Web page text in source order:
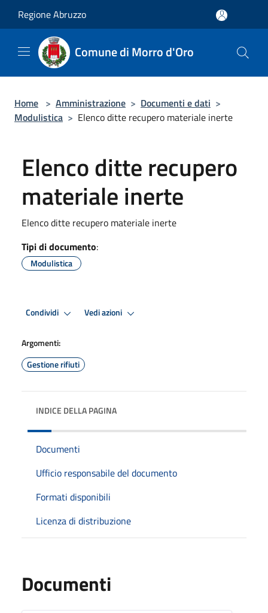
Regione Abruzzo
Comune di Morro d'Oro
Home > Amministrazione > Documenti e dati >
Modulistica > Elenco ditte recupero materiale inerte
Elenco ditte recupero
materiale inerte
Elenco ditte recupero materiale inerte
Tipi di documento:
Modulistica
Condividi Vedi azioni
Argomenti:
Gestione rifiuti
INDICE DELLA PAGINA
Documenti
Ufficio responsabile del documento
Formati disponibili
Licenza di distribuzione
Documenti